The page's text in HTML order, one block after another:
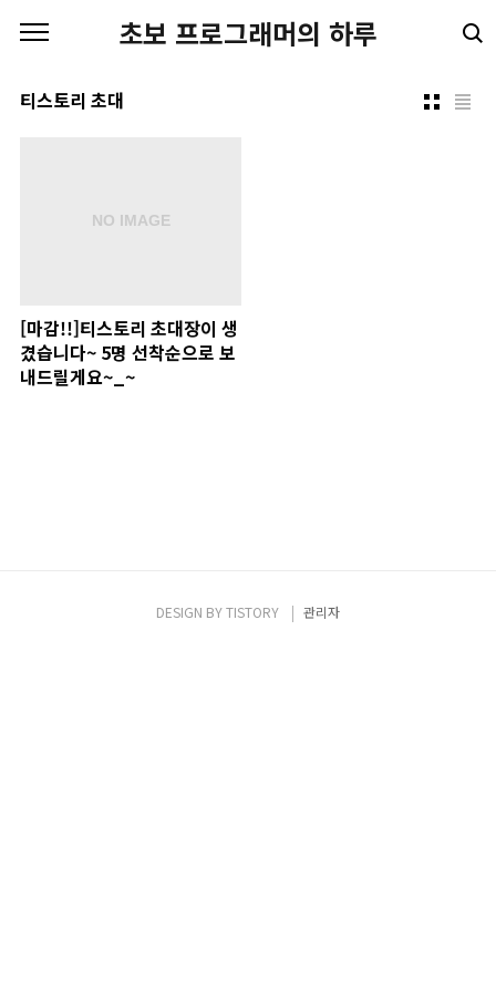
초보 프로그래머의 하루
티스토리 초대
[마감!!]티스토리 초대장이 생
겼습니다~ 5명 선착순으로 보
내드릴게요~_~
DESIGN BYTISTORY 관리자